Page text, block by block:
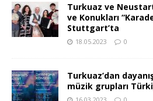
Turkuaz ve
ve Konukları
Stuttgart’ta
18.05.2023 0
Turkuaz’dan
müzik grupları